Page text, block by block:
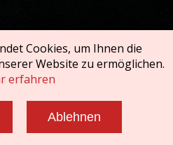
Datenschutzerklärung
Cookies, um Ihnen die
Website zu ermöglichen.
erfahren
Ablehnen